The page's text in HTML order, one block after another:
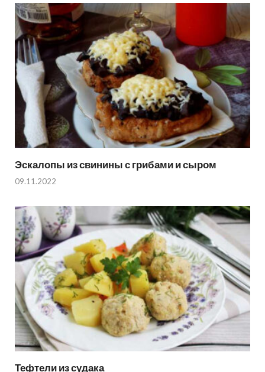
Эскалопы из свинины с грибами и сыром
09.11.2022
Тефтели из судака